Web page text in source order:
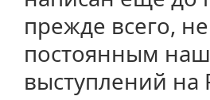
прежде всего,
постоянным
выступлений